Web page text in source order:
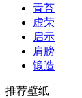
青苔
虚荣
启示
肩膀
锻造
推荐壁纸